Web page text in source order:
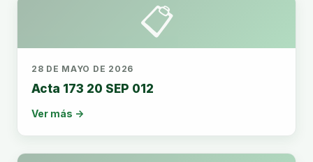
📋
28 DE MAYO DE 2026
Acta 173 20 SEP 012
Ver más →